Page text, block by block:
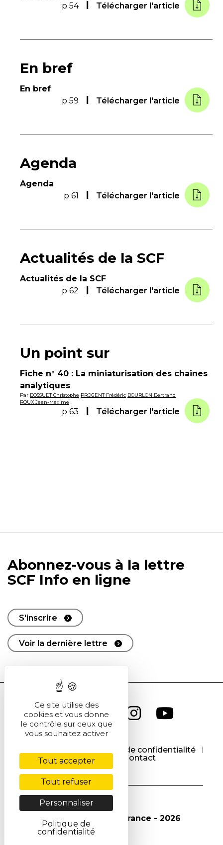
p 54 Télécharger l'article
En bref
En bref
p 59
Télécharger l'article
Agenda
Agenda
p 61
Télécharger l'article
Actualités de la SCF
Actualités de la SCF
p 62
Télécharger l'article
Un point sur
Fiche n° 40 : La miniaturisation des chaines
analytiques
Par BOSSUET Christophe PROGENT Frédéric BOURLON Bertrand
ROUX Jean-Maxime
p 63 Télécharger l'article
Abonnez-vous à la lettre
SCF Info en ligne
S'inscrire
Voir la dernière lettre
Politique de confidentialité
Cookies
Contact
© Société Chimique de France - 2026
Ce site utilise des
cookies et vous donne
le contrôle sur ceux que
vous souhaitez activer
Tout accepter
Tout refuser
Personnaliser
Politique de
confidentialité